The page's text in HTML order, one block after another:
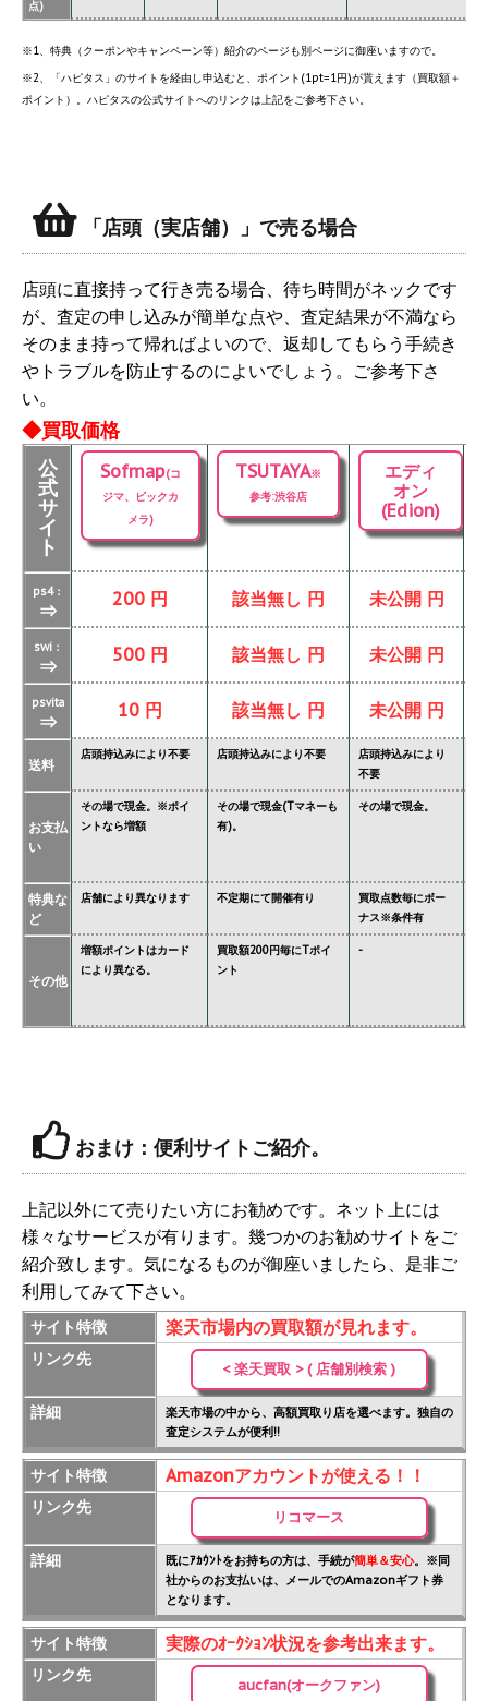
点)
※1、特典（クーポンやキャンペーン等）紹介のページも別ページに御座いますので。
※2、「ハピタス」のサイトを経由し申込むと、ポイント(1pt=1円)が貰えます（買取額＋
ポイント）。ハピタスの公式サイトへのリンクは上記をご参考下さい。
「店頭（実店舗）」で売る場合
店頭に直接持って行き売る場合、待ち時間がネックです
が、査定の申し込みが簡単な点や、査定結果が不満なら
そのまま持って帰ればよいので、返却してもらう手続き
やトラブルを防止するのによいでしょう。ご参考下さ
い。
◆買取価格
公
式
サ
イ
ト
Sofmap(コ
ジマ、ビックカ
メラ)
TSUTAYA※
参考:渋谷店
エディ
オン
(Edion)
ps4：
⇒ 200 円 該当無し 円 未公開 円
swi：
⇒ 500 円 該当無し 円 未公開 円
psvita
⇒ 10 円 該当無し 円 未公開 円
送料
店頭持込みにより不要 店頭持込みにより不要
店頭持込みにより
不要
お支払
い
その場で現金。※ポイ
ントなら増額
その場で現金(Tマネーも
有)。
その場で現金。
特典な
ど
店舗により異なります 不定期にて開催有り
買取点数毎にボー
ナス※条件有
その他
増額ポイントはカード
により異なる。
買取額200円毎にTポイ
ント
-
おまけ：便利サイトご紹介。
上記以外にて売りたい方にお勧めです。ネット上には
様々なサービスが有ります。幾つかのお勧めサイトをご
紹介致します。気になるものが御座いましたら、是非ご
利用してみて下さい。
サイト特徴 楽天市場内の買取額が見れます。
リンク先
< 楽天買取 > ( 店舗別検索 )
詳細
楽天市場の中から、高額買取り店を選べます。独自の
査定システムが便利!!
サイト特徴 Amazonアカウントが使える！！
リンク先
リコマース
詳細 既にｱｶｳﾝﾄをお持ちの方は、手続が簡単＆安心。※同
社からのお支払いは、メールでのAmazonギフト券
となります。
サイト特徴 実際のｵｰｸｼｮﾝ状況を参考出来ます。
リンク先
aucfan(オークファン)